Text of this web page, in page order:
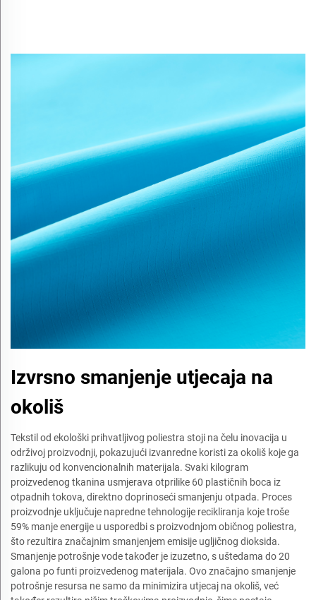
Izvrsno smanjenje utjecaja na
okoliš
Tekstil od ekološki prihvatljivog poliestra stoji na čelu inovacija u
održivoj proizvodnji, pokazujući izvanredne koristi za okoliš koje ga
razlikuju od konvencionalnih materijala. Svaki kilogram
proizvedenog tkanina usmjerava otprilike 60 plastičnih boca iz
otpadnih tokova, direktno doprinoseći smanjenju otpada. Proces
proizvodnje uključuje napredne tehnologije recikliranja koje troše
59% manje energije u usporedbi s proizvodnjom običnog poliestra,
što rezultira značajnim smanjenjem emisije ugljičnog dioksida.
Smanjenje potrošnje vode također je izuzetno, s uštedama do 20
galona po funti proizvedenog materijala. Ovo značajno smanjenje
potrošnje resursa ne samo da minimizira utjecaj na okoliš, već